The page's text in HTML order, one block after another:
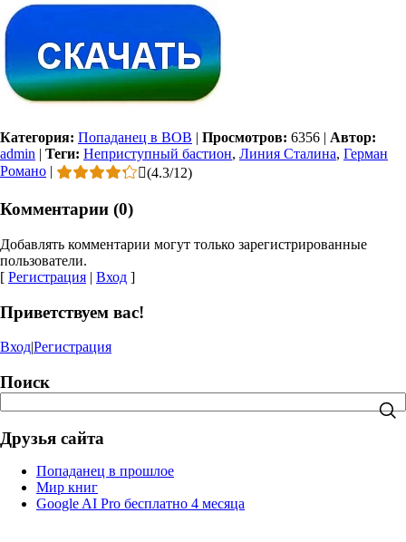
Категория: Попаданец в ВОВ | Просмотров: 6356 | Автор:
admin | Теги: Неприступный бастион, Линия Сталина, Герман
Романо | (4.3/12)
Комментарии (0)
Добавлять комментарии могут только зарегистрированные
пользователи.
[ Регистрация | Вход ]
Приветствуем вас!
Вход|Регистрация
Поиск
Друзья сайта
Попаданец в прошлое
Мир книг
Google AI Pro бесплатно 4 месяца